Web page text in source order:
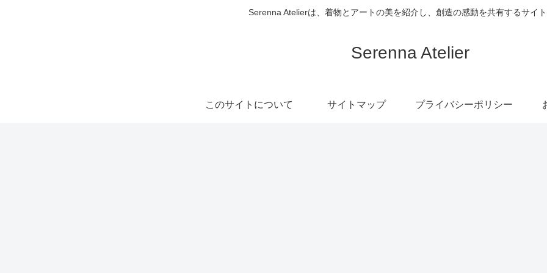
Serenna Atelierは、着物とアートの美を紹介し、創造の感動を共有するサイト
Serenna Atelier
このサイトについて サイトマップ プライバシーポリシー